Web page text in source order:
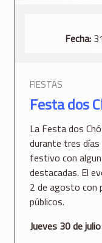
Fecha:
FIESTAS
Festa dos
La Festa dos
durante tres
festivo con
destacadas. El
2 de agosto con
públicos.
Jueves 30 de julio